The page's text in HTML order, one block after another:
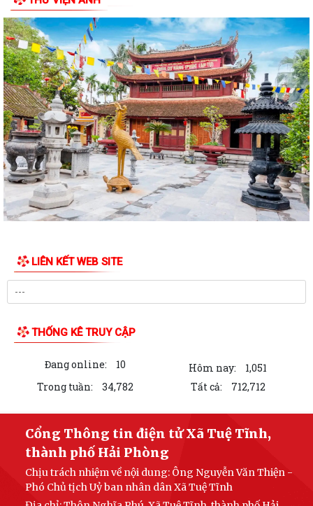
LIÊN KẾT WEB SITE
THỐNG KÊ TRUY CẬP
Đang online: 10 Hôm nay:
1,051
Trong tuần:
34,782 Tất cả: 712,712
Cổng Thông tin điện tử Xã Tuệ Tĩnh,
thành phố Hải Phòng
Chịu trách nhiệm về nội dung: Ông Nguyễn Văn Thiện -
Phó Chủ tịch Uỷ ban nhân dân Xã Tuệ Tĩnh